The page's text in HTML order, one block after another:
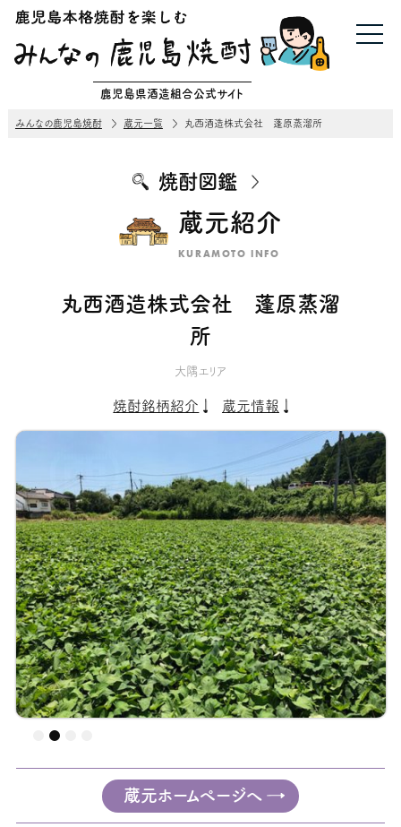
鹿児島県酒造組合公式サイト
みんなの鹿児島焼酎 蔵元一覧 丸西酒造株式会社 蓬原蒸溜所
焼酎図鑑
蔵元紹介
KURAMOTO INFO
丸西酒造株式会社 蓬原蒸溜
所
大隅エリア
焼酎銘柄紹介 蔵元情報
蔵元ホームページへ